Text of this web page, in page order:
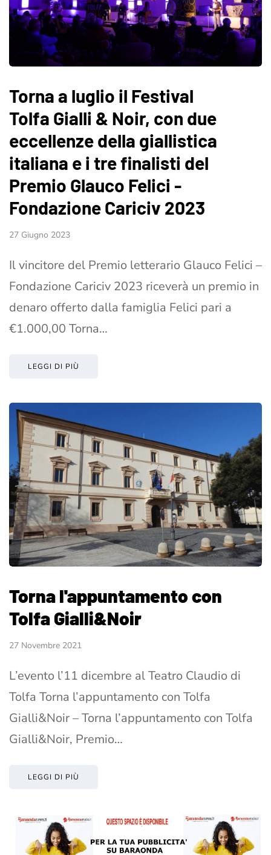
Torna a luglio il Festival
Tolfa Gialli & Noir, con due
eccellenze della giallistica
italiana e i tre finalisti del
Premio Glauco Felici -
Fondazione Cariciv 2023
27 Giugno 2023
Il vincitore del Premio letterario Glauco Felici –
Fondazione Cariciv 2023 riceverà un premio in
denaro offerto dalla famiglia Felici pari a
€1.000,00 Torna…
LEGGI DI PIÙ
Torna l'appuntamento con
Tolfa Gialli&Noir
27 Novembre 2021
L’evento l’11 dicembre al Teatro Claudio di
Tolfa Torna l’appuntamento con Tolfa
Gialli&Noir – Torna l’appuntamento con Tolfa
Gialli&Noir, Premio…
LEGGI DI PIÙ